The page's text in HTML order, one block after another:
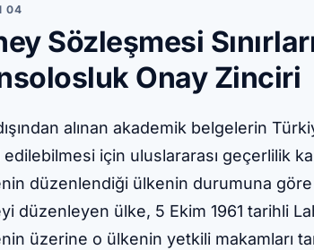
04
Sözleşmesi
Onay Zinciri
alınan akademik belgelerin
edilebilmesi için uluslararası geçerlilik
düzenlendiği ülkenin durumuna göre
düzenleyen ülke, 5 Ekim 1961 tarihli
üzerine o ülkenin yetkili makamları